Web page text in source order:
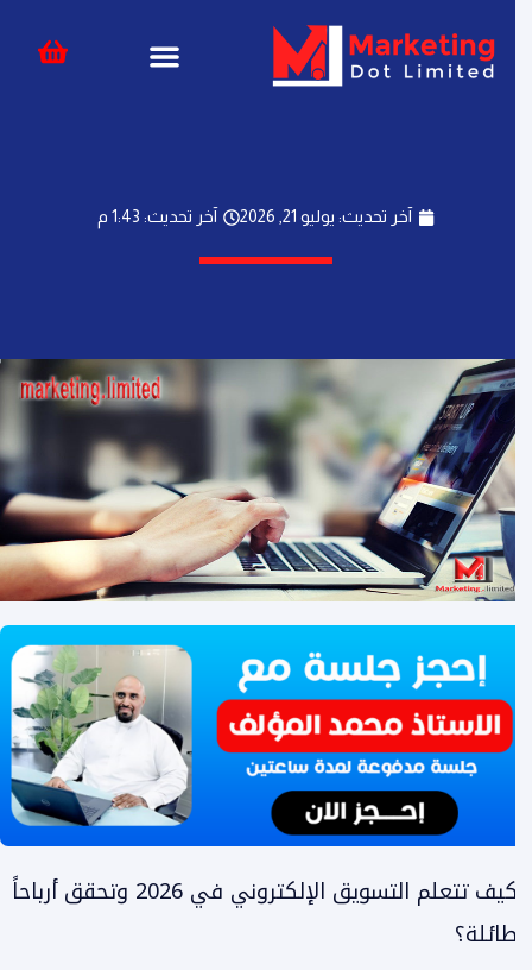
المحتوى
آخر تحديث: يوليو 21, 2026 آخر تحديث: 1:43 م
كيف تتعلم التسويق الإلكتروني في 2026 وتحقق أرباحاً
طائلة؟